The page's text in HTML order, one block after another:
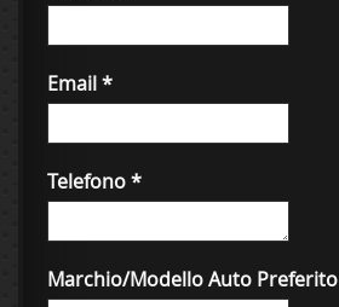
Email*
Telefono*
Marchio/Modello Auto Preferito